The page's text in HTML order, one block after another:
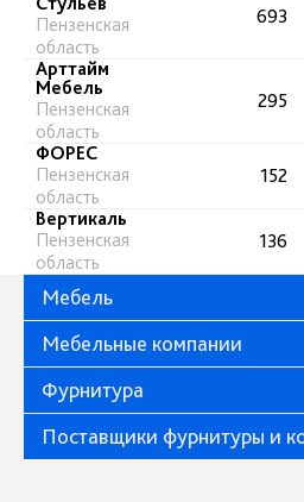
Пензенская
область
693
Арттайм
Мебель
Пензенская
область
295
ФОРЕС
Пензенская
область
152
Вертикаль
Пензенская
область
136
Мебель
Мебельные компании
Фурнитура
Поставщики фурнитуры и